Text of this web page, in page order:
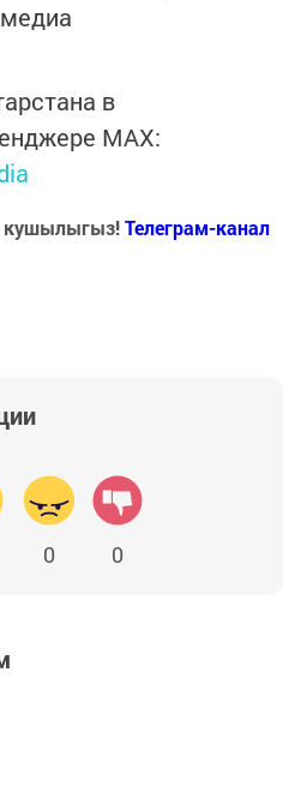
в
MАХ:
кушылыгыз!Телеграм-канал
0 0